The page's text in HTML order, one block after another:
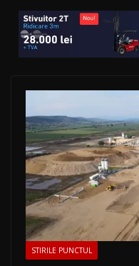
STIRILE PUNCTUL